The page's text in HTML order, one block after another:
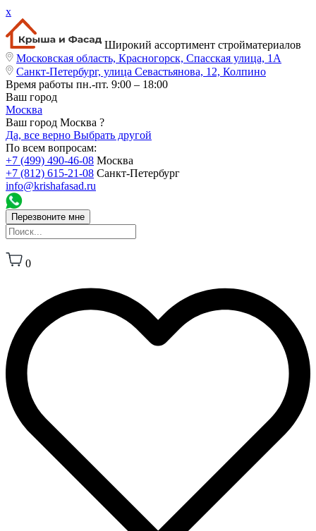
x
Широкий ассортимент стройматериалов
Московская область, Красногорск, Спасская улица, 1А
Санкт-Петербург, улица Севастьянова, 12, Колпино
Время работы пн.-пт. 9:00 – 18:00
Ваш город
Москва
Ваш город Москва ?
Да, все верно Выбрать другой
По всем вопросам:
+7 (499) 490-46-08 Москва
+7 (812) 615-21-08 Санкт-Петербург
info@krishafasad.ru
Перезвоните мне
0